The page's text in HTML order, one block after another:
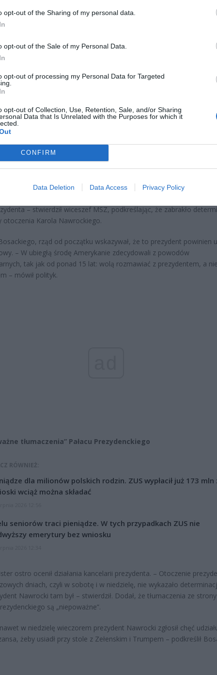
opt-out of the Sharing of my personal data.
opt-out of the Sale of my Personal Data.
opt-out of processing my Personal Data for Targeted
opt-out of Collection, Use, Retention, Sale, and/or Sharing
Data that Is Unrelated with the Purposes for which it
CONFIRM
Data Deletion Data Access Privacy Policy
ad
echa poniedziałkowych rozmów w Białym Domu z udziałem
Polskę na spotkaniu, wywołał ostrą wymianę zdań między
a otoczeniem prezydenta Karola Nawrockiego. Głos zabrał
Marcin Bosacki, który na antenie TVN24 wprost uderzył
głowy państwa.
„Polska powinna tam być”
Marcina Bosackiego, Polska straciła szansę na udział w kluczowych
– stwierdził wiceszef MSZ, podkreślając, że zabrakło
otoczenia Karola Nawrockiego.
rząd od początku wskazywał, że to prezydent powinien
– W ubiegłą środę Amerykanie zdecydowali z powodów
tak jak od ponad 15 lat: wolą rozmawiać z prezydentem, a
– mówił polityk.
tłumaczenia” Pałacu Prezydenckiego
RÓWNIEŻ:
dla milionów polskich rodzin. ZUS wypłacił już 173 mln
wciąż można składać
seniorów traci pieniądze. W tych przypadkach ZUS nie
emerytury bez wniosku
ostro ocenił działania kancelarii prezydenta. – Otoczenie
dniach, czyli w sobotę i w niedzielę, nie wykazało
Nawrocki tam był – stwierdził. Dodał, że tłumaczenia ze strony
są „niepoważne”.
w niedzielę wieczorem prezydent Nawrocki zgłosił chęć
żeby usiadł przy stole z Zełenskim i Trumpem – podkreślił